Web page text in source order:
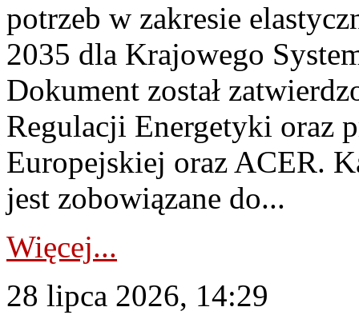
potrzeb w zakresie
2035 dla Krajowego
Dokument został
Regulacji Energetyki oraz
Europejskiej oraz ACER.
jest zobowiązane do...
Więcej...
28 lipca 2026, 14:29